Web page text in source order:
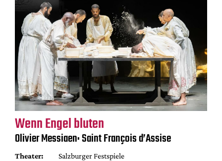
Wenn Engel bluten
Olivier Messiaen: Saint François d’Assise
Theater:
Salzburger Festspiele